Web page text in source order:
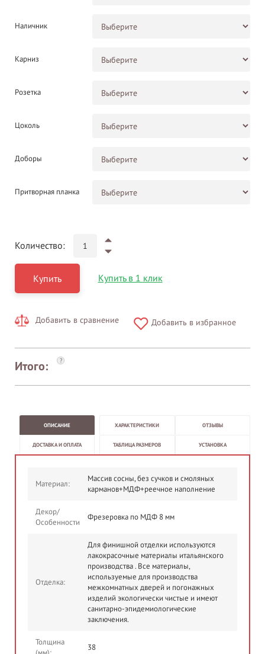
Наличник
Карниз
Розетка
Цоколь
Доборы
Притворная планка
Количество:
Купить Купить в 1 клик
Добавить в сравнение Добавить в избранное
Итого: ?
ОПИСАНИЕ ХАРАКТЕРИСТИКИ ОТЗЫВЫ
ДОСТАВКА И ОПЛАТА ТАБЛИЦА РАЗМЕРОВ УСТАНОВКА
Материал:
Массив сосны, без сучков и смоляных
карманов+МДФ+реечное наполнение
Декор/
Особенности
Фрезеровка по МДФ 8 мм
Отделка:
Для финишной отделки используются
лакокрасочные материалы итальянского
производства . Все материалы,
используемые для производства
межкомнатных дверей и погонажных
изделий экологически чистые и имеют
санитарно-эпидемиологические
заключения.
Толщина
38